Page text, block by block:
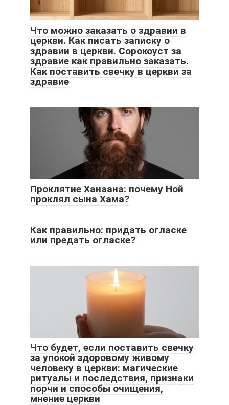
Что можно заказать о здравии в
церкви. Как писать записку о
здравии в церкви. Сорокоуст за
здравие как правильно заказать.
Как поставить свечку в церкви за
здравие
Проклятие Ханаана: почему Ной
проклял сына Хама?
Как правильно: придать огласке
или предать огласке?
Что будет, если поставить свечку
за упокой здоровому живому
человеку в церкви: магические
ритуалы и последствия, признаки
порчи и способы очищения,
мнение церкви